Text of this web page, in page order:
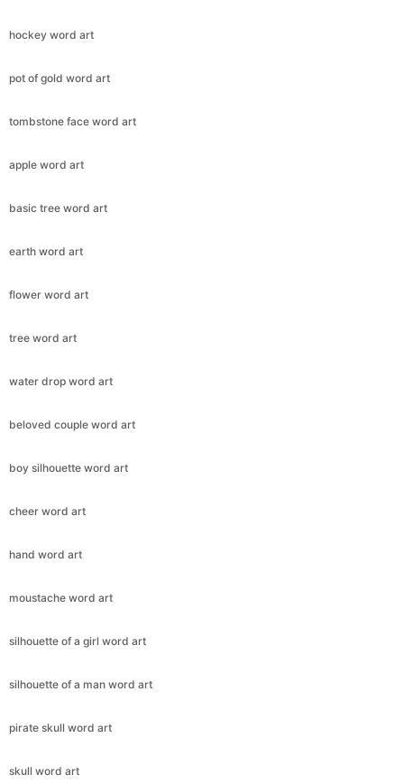
hockey word art
pot of gold word art
tombstone face word art
apple word art
basic tree word art
earth word art
flower word art
tree word art
water drop word art
beloved couple word art
boy silhouette word art
cheer word art
hand word art
moustache word art
silhouette of a girl word art
silhouette of a man word art
pirate skull word art
skull word art